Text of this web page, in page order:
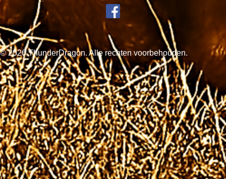
© 2026 ThunderDragon. Alle rechten voorbehouden.